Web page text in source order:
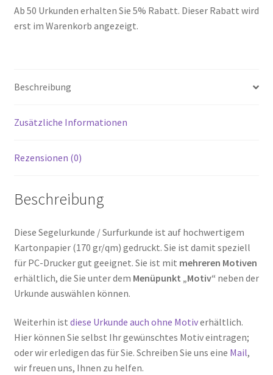
Ab 50 Urkunden erhalten Sie 5% Rabatt. Dieser Rabatt wird
erst im Warenkorb angezeigt.
Beschreibung
Zusätzliche Informationen
Rezensionen (0)
Beschreibung
Diese Segelurkunde / Surfurkunde ist auf hochwertigem
Kartonpapier (170 gr/qm) gedruckt. Sie ist damit speziell
für PC-Drucker gut geeignet. Sie ist mit mehreren Motiven
erhältlich, die Sie unter dem Menüpunkt „Motiv“ neben der
Urkunde auswählen können.
Weiterhin ist diese Urkunde auch ohne Motiverhältlich.
Hier können Sie selbst Ihr gewünschtes Motiv eintragen;
oder wir erledigen das für Sie. Schreiben Sie uns eine Mail,
wir freuen uns, Ihnen zu helfen.